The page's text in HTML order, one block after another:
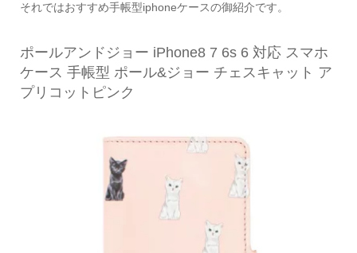
それではおすすめ手帳型iphoneケースの御紹介です。
ポールアンドジョー iPhone8 7 6s 6 対応 スマホ
ケース 手帳型 ポール&ジョー チェスキャット ア
プリコットピンク